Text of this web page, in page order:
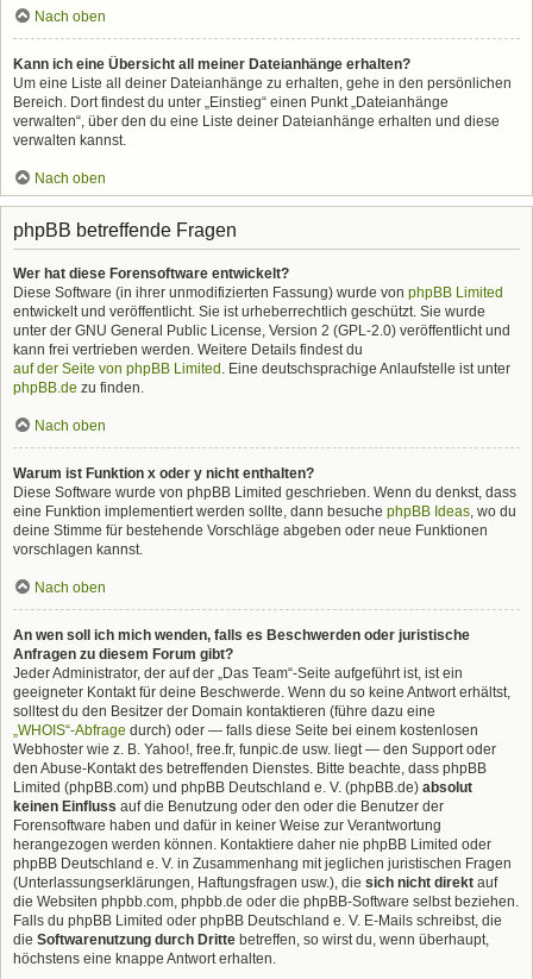
Nach oben
Kann ich eine Übersicht all meiner Dateianhänge erhalten?
Um eine Liste all deiner Dateianhänge zu erhalten, gehe in den persönlichen
Bereich. Dort findest du unter „Einstieg“ einen Punkt „Dateianhänge
verwalten“, über den du eine Liste deiner Dateianhänge erhalten und diese
verwalten kannst.
Nach oben
phpBB betreffende Fragen
Wer hat diese Forensoftware entwickelt?
Diese Software (in ihrer unmodifizierten Fassung) wurde von phpBB Limited
entwickelt und veröffentlicht. Sie ist urheberrechtlich geschützt. Sie wurde
unter der GNU General Public License, Version 2 (GPL-2.0) veröffentlicht und
kann frei vertrieben werden. Weitere Details findest du
auf der Seite von phpBB Limited . Eine deutschsprachige Anlaufstelle ist unter
phpBB.de zu finden.
Nach oben
Warum ist Funktion x oder y nicht enthalten?
Diese Software wurde von phpBB Limited geschrieben. Wenn du denkst, dass
eine Funktion implementiert werden sollte, dann besuche phpBB Ideas, wo du
deine Stimme für bestehende Vorschläge abgeben oder neue Funktionen
vorschlagen kannst.
Nach oben
An wen soll ich mich wenden, falls es Beschwerden oder juristische
Anfragen zu diesem Forum gibt?
Jeder Administrator, der auf der „Das Team“-Seite aufgeführt ist, ist ein
geeigneter Kontakt für deine Beschwerde. Wenn du so keine Antwort erhältst,
solltest du den Besitzer der Domain kontaktieren (führe dazu eine
„WHOIS“-Abfrage durch) oder — falls diese Seite bei einem kostenlosen
Webhoster wie z. B. Yahoo!, free.fr, funpic.de usw. liegt — den Support oder
den Abuse-Kontakt des betreffenden Dienstes. Bitte beachte, dass phpBB
Limited (phpBB.com) und phpBB Deutschland e. V. (phpBB.de) absolut
keinen Einfluss auf die Benutzung oder den oder die Benutzer der
Forensoftware haben und dafür in keiner Weise zur Verantwortung
herangezogen werden können. Kontaktiere daher nie phpBB Limited oder
phpBB Deutschland e. V. in Zusammenhang mit jeglichen juristischen Fragen
(Unterlassungserklärungen, Haftungsfragen usw.), die sich nicht direkt auf
die Websiten phpbb.com, phpbb.de oder die phpBB-Software selbst beziehen.
Falls du phpBB Limited oder phpBB Deutschland e. V. E-Mails schreibst, die
die Softwarenutzung durch Dritte betreffen, so wirst du, wenn überhaupt,
höchstens eine knappe Antwort erhalten.